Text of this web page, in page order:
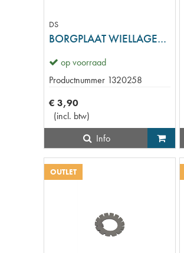
DS
BORGPLAAT WIELLAGERMOER A
op voorraad
Productnummer 1320258
€ 3,90
(incl. btw)
Info
OUTLET